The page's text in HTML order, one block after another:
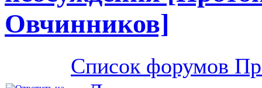
Овчинников]
Список форумов